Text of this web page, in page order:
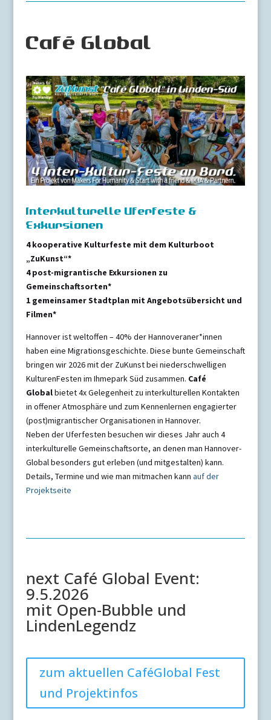
Café Global
Interkulturelle Uferfeste &
Exkursionen
4 kooperative Kulturfeste mit dem Kulturboot
„ZuKunst“*
4 post-migrantische Exkursionen zu
Gemeinschaftsorten*
1 gemeinsamer Stadtplan mit Angebotsübersicht und
Filmen*
Hannover ist weltoffen – 40% der Hannoveraner*innen
haben eine Migrationsgeschichte. Diese bunte Gemeinschaft
bringen wir 2026 mit der ZuKunst bei niederschwelligen
KulturenFesten im Ihmepark Süd zusammen. Café
Globalbietet 4x Gelegenheit zu interkulturellen Kontakten
in offener Atmosphäre und zum Kennenlernen engagierter
(post)migrantischer Organisationen in Hannover.
Neben der Uferfesten besuchen wir dieses Jahr auch 4
interkulturelle Gemeinschaftsorte, an denen man Hannover-
Global besonders gut erleben (und mitgestalten) kann.
Details, Termine und wie man mitmachen kann auf der
Projektseite
next Café Global Event:
9.5.2026
mit Open-Bubble und
LindenLegendz
zum aktuellen CaféGlobal Fest
und Projektinfos